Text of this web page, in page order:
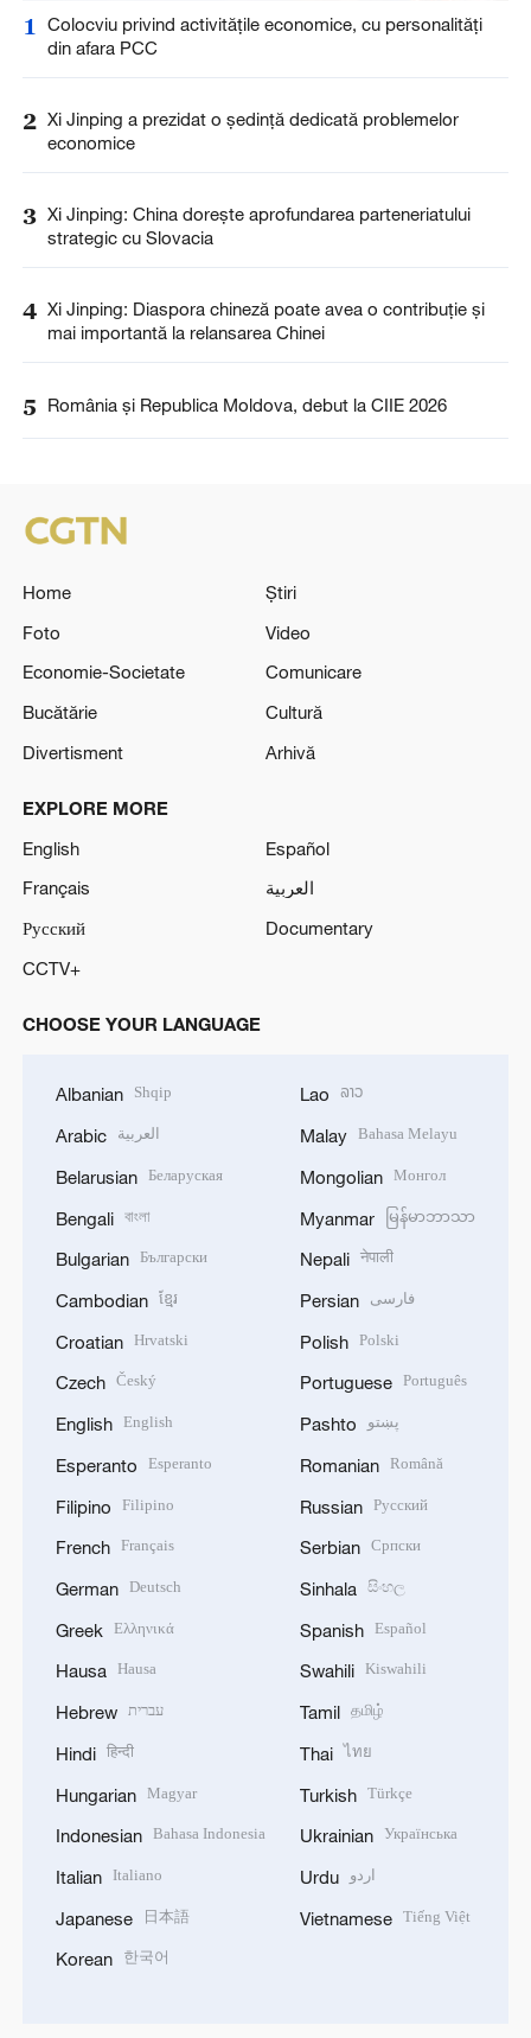
1
Colocviu privind activitățile economice, cu personalități
din afara PCC
2 Xi Jinping a prezidat o ședință dedicată problemelor
economice
3 Xi Jinping: China dorește aprofundarea parteneriatului
strategic cu Slovacia
4 Xi Jinping: Diaspora chineză poate avea o contribuție și
mai importantă la relansarea Chinei
5 România și Republica Moldova, debut la CIIE 2026
Home
Știri
Foto
Video
Economie-Societate
Comunicare
Bucătărie
Cultură
Divertisment
Arhivă
EXPLORE MORE
English
Español
Français
العربية
Русский
Documentary
CCTV+
CHOOSE YOUR LANGUAGE
Albanian Shqip
Arabic العربية
Belarusian Беларуская
Bengali বাংলা
Bulgarian Български
Cambodian ខ្មែរ
Croatian Hrvatski
Czech Český
English English
Esperanto Esperanto
Filipino Filipino
French Français
German Deutsch
Greek Ελληνικά
Hausa Hausa
Hebrew עברית
Hindi हिन्दी
Hungarian Magyar
Indonesian Bahasa Indonesia
Italian Italiano
Japanese 日本語
Korean 한국어
Lao ລາວ
Malay Bahasa Melayu
Mongolian Монгол
Myanmar မြန်မာဘာသာ
Nepali नेपाली
Persian فارسی
Polish Polski
Portuguese Português
Pashto پښتو
Romanian Română
Russian Русский
Serbian Српски
Sinhala සිංහල
Spanish Español
Swahili Kiswahili
Tamil தமிழ்
Thai ไทย
Turkish Türkçe
Ukrainian Українська
Urdu اردو
Vietnamese Tiếng Việt